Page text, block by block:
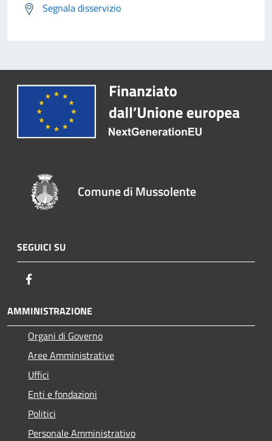
Segnala disservizio
Comune di Mussolente
SEGUICI SU
AMMINISTRAZIONE
Organi di Governo
Aree Amministrative
Uffici
Enti e fondazioni
Politici
Personale Amministrativo